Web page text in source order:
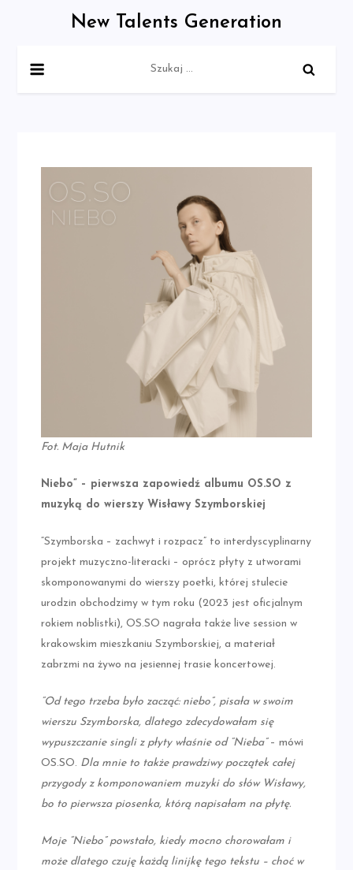
New Talents Generation
Fot. Maja Hutnik
Niebo” – pierwsza zapowiedź albumu OS.SO z
muzyką do wierszy Wisławy Szymborskiej
“Szymborska – zachwyt i rozpacz” to interdyscyplinarny
projekt muzyczno-literacki – oprócz płyty z utworami
skomponowanymi do wierszy poetki, której stulecie
urodzin obchodzimy w tym roku (2023 jest oficjalnym
rokiem noblistki), OS.SO nagrała także live session w
krakowskim mieszkaniu Szymborskiej, a materiał
zabrzmi na żywo na jesiennej trasie koncertowej.
“Od tego trzeba było zacząć: niebo”, pisała w swoim
wierszu Szymborska, dlatego zdecydowałam się
wypuszczanie singli z płyty właśnie od “Nieba”– mówi
OS.SO. Dla mnie to także prawdziwy początek całej
przygody z komponowaniem muzyki do słów Wisławy,
bo to pierwsza piosenka, którą napisałam na płytę.
Moje “Niebo” powstało, kiedy mocno chorowałam i
może dlatego czuję każdą linijkę tego tekstu – choć w